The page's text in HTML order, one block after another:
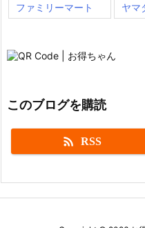
ファミリーマート ヤマ
このブログを購読
 RSS